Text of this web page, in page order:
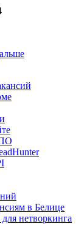
в Белице
нетворкинга